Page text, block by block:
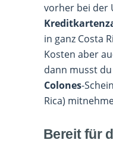
vorher bei der
in ganz Costa
Kosten aber
dann musst
Colones-
Rica)
Bereit für